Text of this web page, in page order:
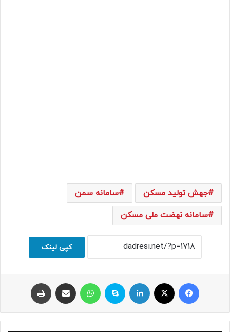
جهش تولید مسکن
سامانه سمن
سامانه نهضت ملی مسکن
کپی لینک
فیسبوک ایکس لینکداین اسکایپ واتس آپ اشتراک با ایمیل